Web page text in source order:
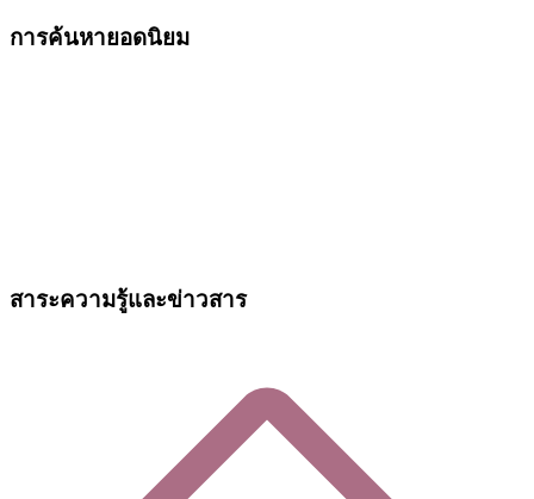
การค้นหายอดนิยม
สาระความรู้และข่าวสาร